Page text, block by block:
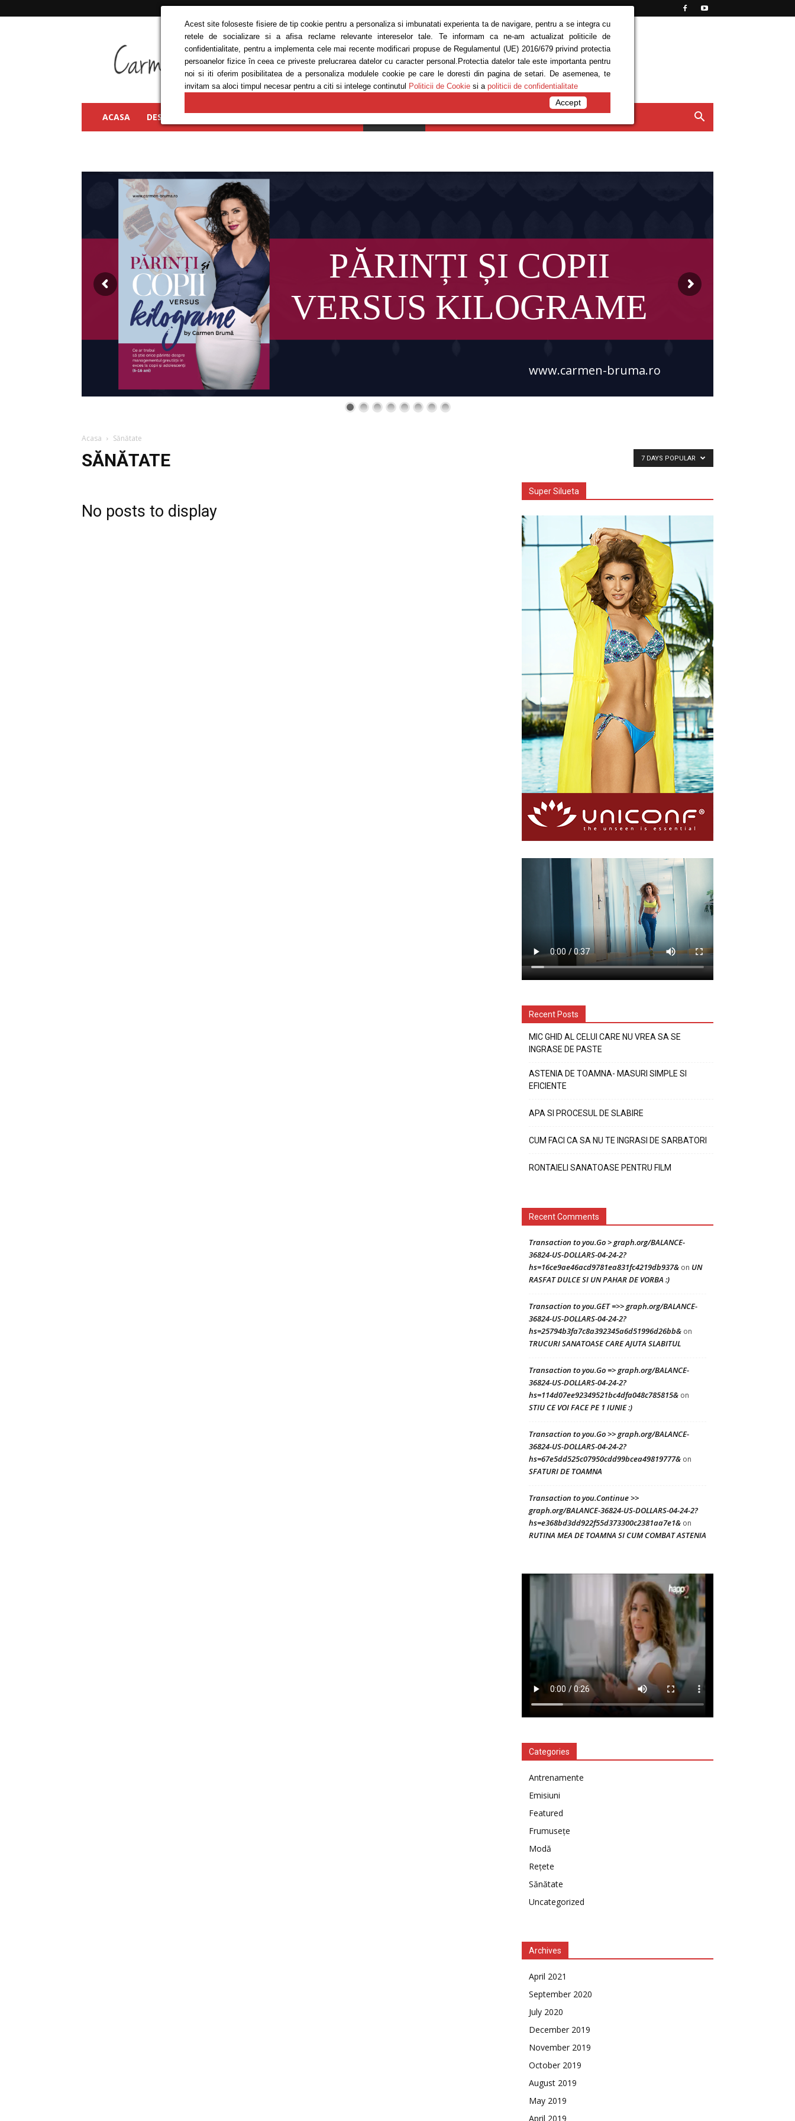
Bruma
ACASA DESPRE MINE FRUMUSEȚE MODĂ REȚETE SĂNĂTATE ANTRENAMENTE EMISIUNI CONTACT
PĂRINȚI ȘI COPII
VERSUS KILOGRAME
www.carmen-bruma.ro
Acasa Sănătate
SĂNĂTATE 7 DAYS POPULAR
No posts to display
Super Silueta
Recent Posts
MIC GHID AL CELUI CARE NU VREA SA SE
INGRASE DE PASTE
ASTENIA DE TOAMNA- MASURI SIMPLE SI
EFICIENTE
APA SI PROCESUL DE SLABIRE
CUM FACI CA SA NU TE INGRASI DE SARBATORI
RONTAIELI SANATOASE PENTRU FILM
Recent Comments
Transaction to you.Go > graph.org/BALANCE-
36824-US-DOLLARS-04-24-2?
hs=16ce9ae46acd9781ea831fc4219db937& on UN
RASFAT DULCE SI UN PAHAR DE VORBA :)
Transaction to you.GET =>> graph.org/BALANCE-
36824-US-DOLLARS-04-24-2?
hs=25794b3fa7c8a392345a6d51996d26bb& on
TRUCURI SANATOASE CARE AJUTA SLABITUL
Transaction to you.Go => graph.org/BALANCE-
36824-US-DOLLARS-04-24-2?
hs=114d07ee92349521bc4dfa048c785815& on
STIU CE VOI FACE PE 1 IUNIE :)
Transaction to you.Go >> graph.org/BALANCE-
36824-US-DOLLARS-04-24-2?
hs=67e5dd525c07950cdd99bcea49819777& on
SFATURI DE TOAMNA
Transaction to you.Continue >>
graph.org/BALANCE-36824-US-DOLLARS-04-24-2?
hs=e368bd3dd922f55d373300c2381aa7e1& on
RUTINA MEA DE TOAMNA SI CUM COMBAT ASTENIA
Categories
Antrenamente
Emisiuni
Featured
Frumusețe
Modă
Rețete
Sănătate
Uncategorized
Archives
April 2021
September 2020
July 2020
December 2019
November 2019
October 2019
August 2019
May 2019
April 2019
Acest site foloseste fisiere de tip cookie pentru a personaliza si imbunatati experienta ta de navigare, pentru a se integra cu
retele de socializare si a afisa reclame relevante intereselor tale. Te informam ca ne-am actualizat politicile de
confidentialitate, pentru a implementa cele mai recente modificari propuse de Regulamentul (UE) 2016/679 privind protectia
persoanelor fizice în ceea ce priveste prelucrarea datelor cu caracter personal.Protectia datelor tale este importanta pentru
noi si iti oferim posibilitatea de a personaliza modulele cookie pe care le doresti din pagina de setari. De asemenea, te
invitam sa aloci timpul necesar pentru a citi si intelege continutul Politicii de Cookie si a politicii de confidentialitate
Accept